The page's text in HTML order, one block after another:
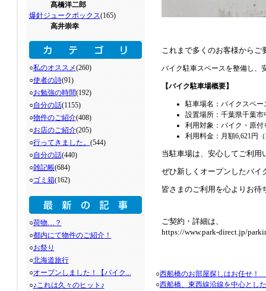
髙橋洋二郎
爆針ジュークボックス(165)
高井崇幸
○私のオススメ(260)
○使者の詩(91)
○お勉強の時間(192)
○自分の話(1155)
○物件のご紹介(408)
○お店のご紹介(205)
○行ってきました。 (544)
○自分の話(440)
○雑記帳(684)
○ゴミ箱(162)
○荷物…？
○都内にて物件のご紹介！
○お祭り
○北海道旅行
○オープンしました！【バイク...
○♪これは久々のヒット♪
これまで多くのお客様からご
バイク駐車スペースを整備し、
【バイク駐車場概要】
駐車場名：バイクスペー
設置場所：千葉県千葉市
利用対象：バイク・原付
利用料金：月額6,621円
当駐車場は、安心してご利用
ぜひ新しくオープンしたバイ
皆さまのご利用を心よりお待
ご契約・詳細は、
https://www.park-direct.jp/
○西船橋のお部屋探しはお任せ！
○西船橋、東西線沿線を中心とし